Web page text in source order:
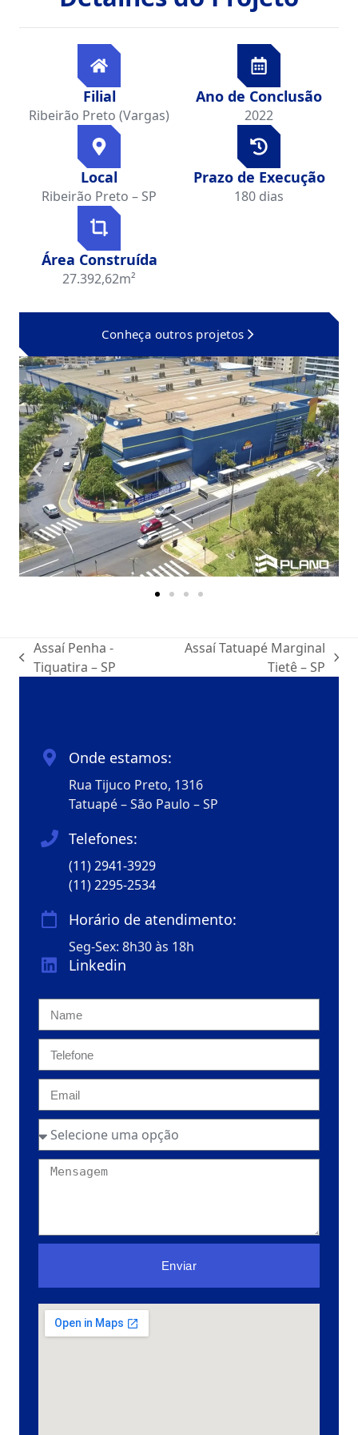
Filial
Ribeirão Preto (Vargas)
Ano de Conclusão
2022
Local
Ribeirão Preto – SP
Prazo de Execução
180 dias
Área Construída
27.392,62m²
Conheça outros projetos
Assaí Penha -
Tiquatira – SP
Assaí Tatuapé Marginal
Tietê – SP
Onde estamos:
Rua Tijuco Preto, 1316
Tatuapé – São Paulo – SP
Telefones:
(11) 2941-3929
(11) 2295-2534
Horário de atendimento:
Seg-Sex: 8h30 às 18h
Linkedin
Enviar